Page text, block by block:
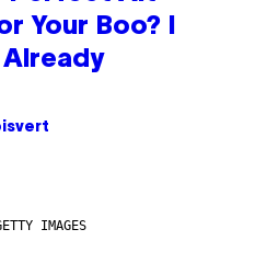
Your Boo? I
Already
IMAGES